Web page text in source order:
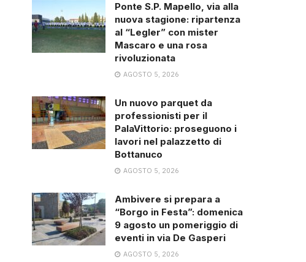
Ponte S.P. Mapello, via alla
nuova stagione: ripartenza
al “Legler” con mister
Mascaro e una rosa
rivoluzionata
AGOSTO 5, 2026
Un nuovo parquet da
professionisti per il
PalaVittorio: proseguono i
lavori nel palazzetto di
Bottanuco
AGOSTO 5, 2026
Ambivere si prepara a
“Borgo in Festa”: domenica
9 agosto un pomeriggio di
eventi in via De Gasperi
AGOSTO 5, 2026